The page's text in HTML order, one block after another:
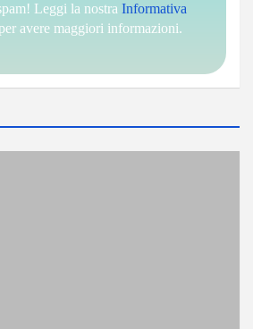
Leggi la nostra Informativa
per avere maggiori informazioni.